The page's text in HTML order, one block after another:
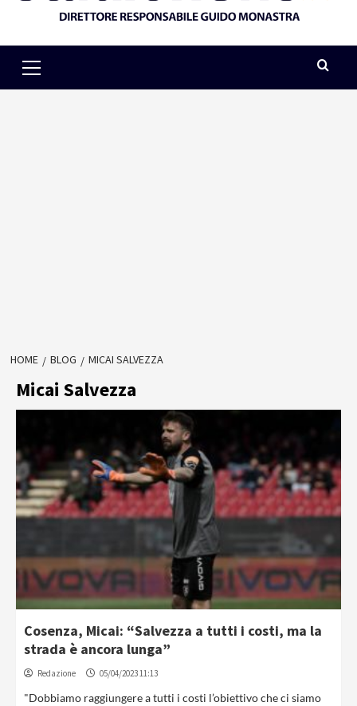
Menu
HOME BLOG MICAI SALVEZZA
Micai Salvezza
Cosenza, Micai: “Salvezza a tutti i costi, ma la
strada è ancora lunga”
Redazione 05/04/2023 11:13
"Dobbiamo raggiungere a tutti i costi l’obiettivo che ci siamo